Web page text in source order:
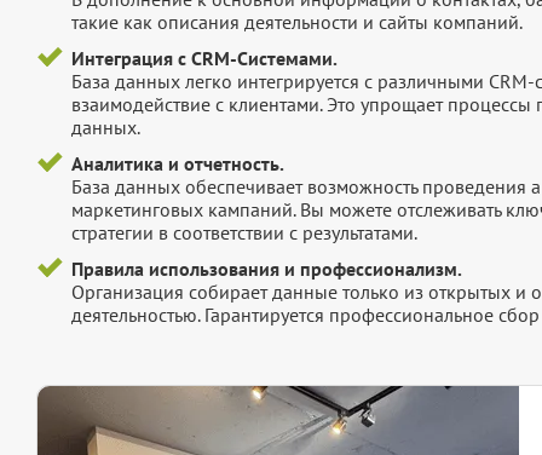
такие как описания деятельности и сайты компаний.
Интеграция с CRM-Системами.
База данных легко интегрируется с различными
взаимодействие с клиентами. Это упрощает
данных.
Аналитика и отчетность.
База данных обеспечивает возможность проведения
маркетинговых кампаний. Вы можете отслеживать
стратегии в соответствии с результатами.
Правила использования и профессионализм.
Организация собирает данные только из открытых и
деятельностью. Гарантируется профессиональное